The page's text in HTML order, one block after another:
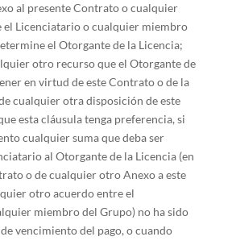
al presente Contrato o cualquier
Licenciatario o cualquier miembro
el Otorgante de la Licencia;
otro recurso que el Otorgante de
en virtud de este Contrato o de la
cualquier otra disposición de este
esta cláusula tenga preferencia, si
cualquier suma que deba ser
al Otorgante de la Licencia (en
o de cualquier otro Anexo a este
otro acuerdo entre el
miembro del Grupo) no ha sido
vencimiento del pago, o cuando